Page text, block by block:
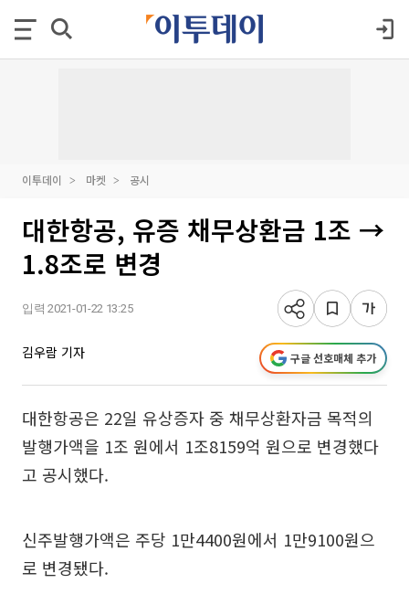
이투데이 마켓 공시
대한항공, 유증 채무상환금 1조 →
1.8조로 변경
입력 2021-01-22 13:25
김우람 기자 구글 선호매체 추가
대한항공은 22일 유상증자 중 채무상환자금 목적의
발행가액을 1조 원에서 1조8159억 원으로 변경했다
고 공시했다.
신주발행가액은 주당 1만4400원에서 1만9100원으
로 변경됐다.